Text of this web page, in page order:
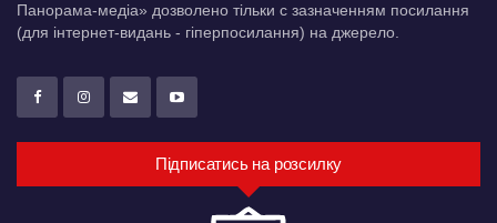
Панорама-медіа» дозволено тільки c зазначенням посилання
(для інтернет-видань - гіперпосилання) на джерело.
Підписатись на розсилку